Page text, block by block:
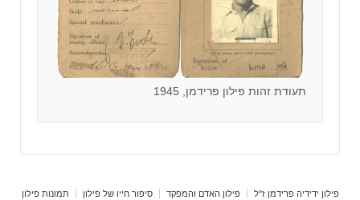
תעודת זהות פילון פרידמן, 1945
פילון ידידיה פרידמן ז"ל פילון האדם והמפקד סיפור חייו של פילון
תמונות פילון